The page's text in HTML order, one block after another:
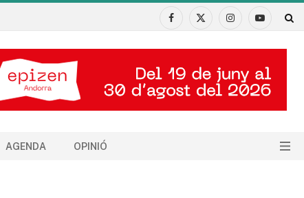
Facebook
X
InstagramYouTube
AGENDA OPINIÓ